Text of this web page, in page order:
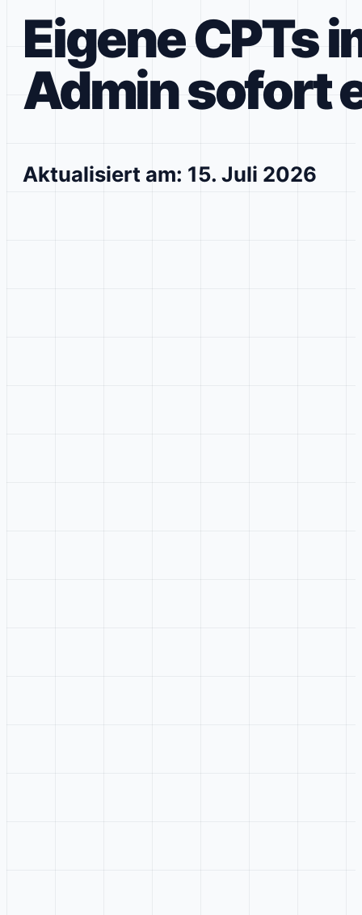
Eigene CPTs
Admin sofort
Aktualisiert am: 15. Juli 2026